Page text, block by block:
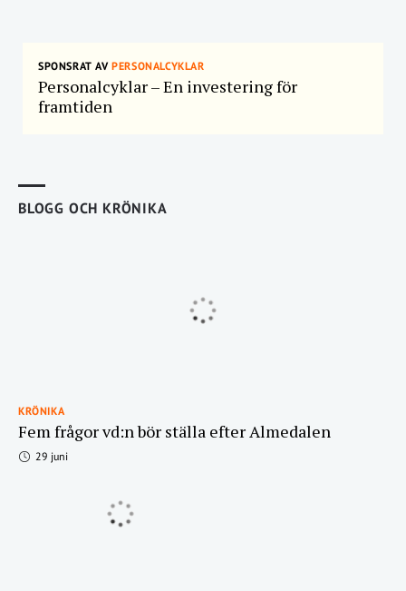
SPONSRAT AVPERSONALCYKLAR
Personalcyklar – En investering för
framtiden
BLOGG OCH KRÖNIKA
KRÖNIKA
Fem frågor vd:n bör ställa efter Almedalen
29 juni